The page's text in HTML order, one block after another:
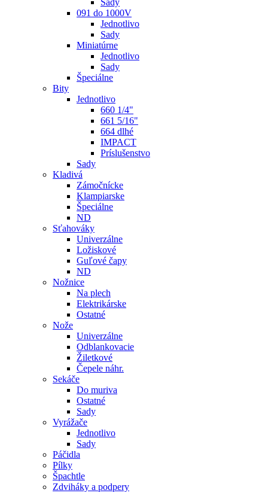
Sady
091 do 1000V
Jednotlivo
Sady
Miniatúrne
Jednotlivo
Sady
Špeciálne
Bity
Jednotlivo
660 1/4"
661 5/16"
664 dlhé
IMPACT
Príslušenstvo
Sady
Kladivá
Zámočnícke
Klampiarske
Špeciálne
ND
Sťahováky
Univerzálne
Ložiskové
Guľové čapy
ND
Nožnice
Na plech
Elektrikárske
Ostatné
Nože
Univerzálne
Odblankovacie
Žiletkové
Čepele náhr.
Sekáče
Do muriva
Ostatné
Sady
Vyrážače
Jednotlivo
Sady
Páčidla
Pílky
Špachtle
Zdviháky a podpery